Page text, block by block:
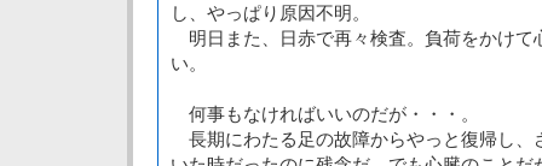
し、やっぱり原因不明。
明日また、日赤で再々検査。負荷をかけて
い。
何事もなければいいのだが・・・。
長期にわたる足の故障からやっと復帰し、